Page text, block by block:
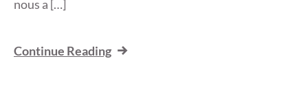
nous a […]
Continue Reading